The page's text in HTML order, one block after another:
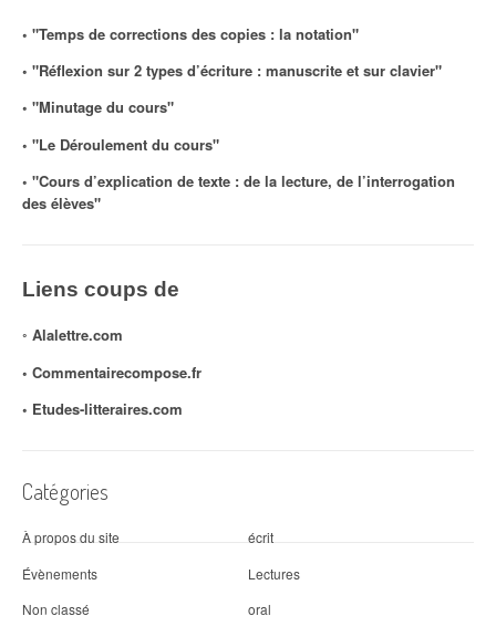
◦ "Temps de corrections des copies : la notation"
◦ "Réflexion sur 2 types d’écriture : manuscrite et sur clavier"
◦ "Minutage du cours"
◦ "Le Déroulement du cours"
◦ "Cours d’explication de texte : de la lecture, de l’interrogation
des élèves"
Liens coups de
◦ Alalettre.com
◦ Commentairecompose.fr
◦ Etudes-litteraires.com
Catégories
À propos du site
écrit
Évènements
Lectures
Non classé
oral